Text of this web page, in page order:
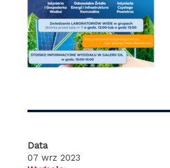
Data
07 wrz 2023